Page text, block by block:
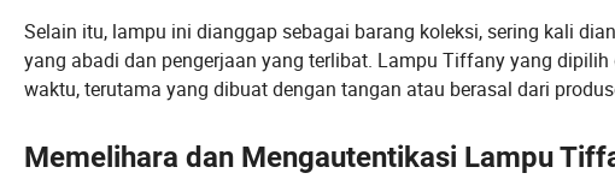
Selain itu, lampu ini dianggap sebagai barang koleksi, sering kali
yang abadi dan pengerjaan yang terlibat. Lampu Tiffany yang
waktu, terutama yang dibuat dengan tangan atau berasal dari
Memelihara dan Mengautentikasi Lampu